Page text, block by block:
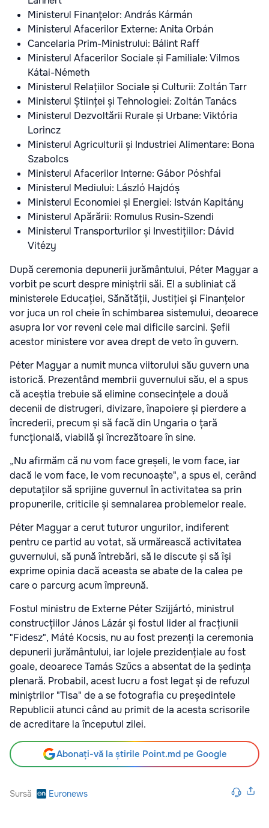
Ministerul Finanțelor: András Kármán
Ministerul Afacerilor Externe: Anita Orbán
Cancelaria Prim-Ministrului: Bálint Raff
Ministerul Afacerilor Sociale și Familiale: Vilmos
Kátai-Németh
Ministerul Relațiilor Sociale și Culturii: Zoltán Tarr
Ministerul Științei și Tehnologiei: Zoltán Tanács
Ministerul Dezvoltării Rurale și Urbane: Viktória
Lorincz
Ministerul Agriculturii și Industriei Alimentare: Bona
Szabolcs
Ministerul Afacerilor Interne: Gábor Póshfai
Ministerul Mediului: László Hajdóș
Ministerul Economiei și Energiei: István Kapitány
Ministerul Apărării: Romulus Rusin-Szendi
Ministerul Transporturilor și Investițiilor: Dávid
Vitézy
După ceremonia depunerii jurământului, Péter Magyar a
vorbit pe scurt despre miniștrii săi. El a subliniat că
ministerele Educației, Sănătății, Justiției și Finanțelor
vor juca un rol cheie în schimbarea sistemului, deoarece
asupra lor vor reveni cele mai dificile sarcini. Șefii
acestor ministere vor avea drept de veto în guvern.
Péter Magyar a numit munca viitorului său guvern una
istorică. Prezentând membrii guvernului său, el a spus
că aceștia trebuie să elimine consecințele a două
decenii de distrugeri, divizare, înapoiere și pierdere a
încrederii, precum și să facă din Ungaria o țară
funcțională, viabilă și încrezătoare în sine.
„Nu afirmăm că nu vom face greșeli, le vom face, iar
dacă le vom face, le vom recunoaște", a spus el, cerând
deputaților să sprijine guvernul în activitatea sa prin
propunerile, criticile și semnalarea problemelor reale.
Péter Magyar a cerut tuturor ungurilor, indiferent
pentru ce partid au votat, să urmărească activitatea
guvernului, să pună întrebări, să le discute și să își
exprime opinia dacă aceasta se abate de la calea pe
care o parcurg acum împreună.
Fostul ministru de Externe Péter Szijjártó, ministrul
construcțiilor János Lázár și fostul lider al fracțiunii
"Fidesz", Máté Kocsis, nu au fost prezenți la ceremonia
depunerii jurământului, iar lojele prezidențiale au fost
goale, deoarece Tamás Szűcs a absentat de la ședința
plenară. Probabil, acest lucru a fost legat și de refuzul
miniștrilor "Tisa" de a se fotografia cu președintele
Republicii atunci când au primit de la acesta scrisorile
de acreditare la începutul zilei.
Abonați-vă la știrile Point.md pe Google
Sursă Euronews